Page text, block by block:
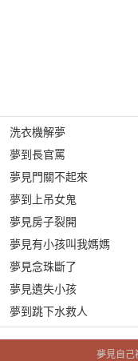
洗衣機解夢
夢到長官罵
夢見門關不起來
夢到上吊女鬼
夢見房子裂開
夢見有小孩叫我媽媽
夢見念珠斷了
夢見遺失小孩
夢到跳下水救人
夢見自己